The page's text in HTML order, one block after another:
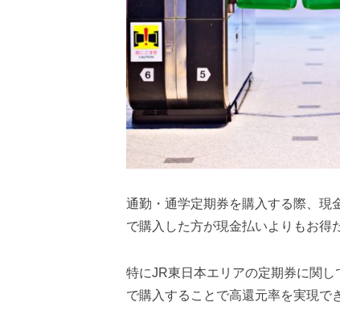
通勤・通学定期券を購入する際、現
で購入した方が現金払いよりもお得
特にJR東日本エリアの定期券に関
で購入することで高還元率を実現で